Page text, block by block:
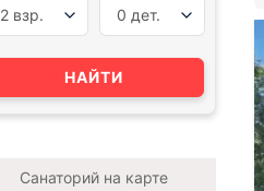
2 взр. 0 дет.
НАЙТИ
Санаторий на карте